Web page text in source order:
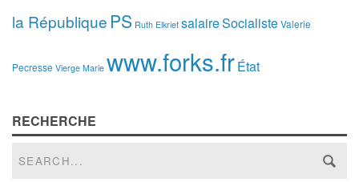
la République PS Ruth Elkrief salaireSocialisteValerie
Pecresse Vierge Marie www.forks.frÉtat
RECHERCHE